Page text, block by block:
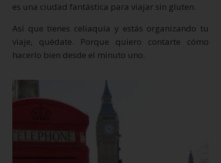
es una ciudad fantástica para viajar sin gluten.
Así que tienes celiaquía y estás organizando tu
viaje, quédate. Porque quiero contarte cómo
hacerlo bien desde el minuto uno.